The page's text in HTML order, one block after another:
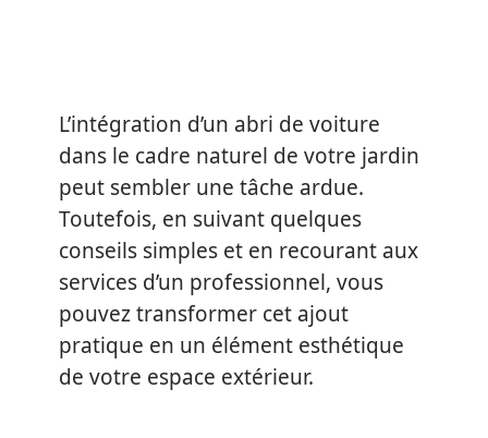
L’intégration d’un abri de voiture
dans le cadre naturel de votre jardin
peut sembler une tâche ardue.
Toutefois, en suivant quelques
conseils simples et en recourant aux
services d’un professionnel, vous
pouvez transformer cet ajout
pratique en un élément esthétique
de votre espace extérieur.